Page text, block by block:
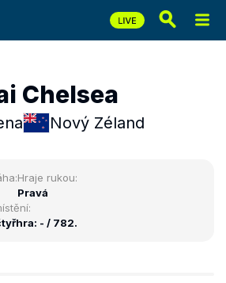
Chelsea
Nový Zéland
Hraje rukou:
Pravá
- / 782.